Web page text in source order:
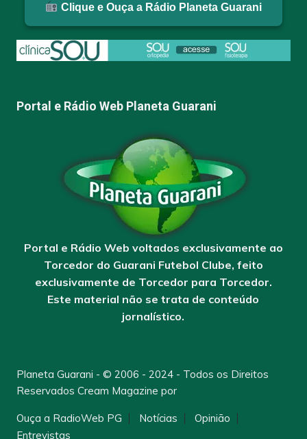
Clique e Ouça a Rádio Planeta Guarani
Portal e Rádio Web Planeta Guarani
Portal e Rádio Web voltados exclusivamente ao
Torcedor do Guarani Futebol Clube, feito
exclusivamente de Torcedor para Torcedor.
Este material não se trata de conteúdo
jornalístico.
Planeta Guarani - © 2006 - 2024 - Todos os Direitos
Reservados Cream Magazine por
Ouça a RadioWeb PG Notícias
Opinião
Entrevistas